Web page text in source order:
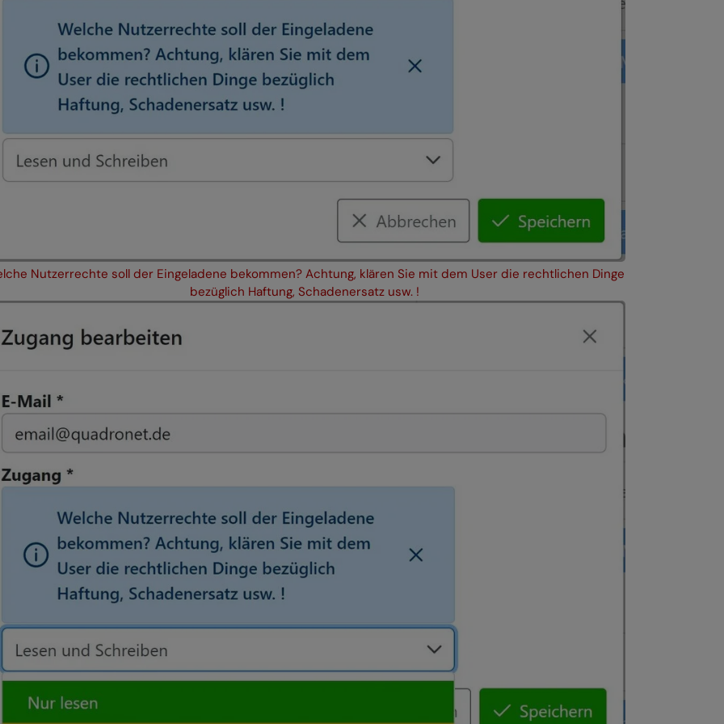
Nutzerrechte soll der Eingeladene bekommen? Achtung, klären Sie mit dem User die rechtlichen Dinge
bezüglich Haftung, Schadenersatz usw. !